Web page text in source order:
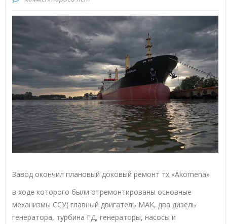
Завод окончил плановый доковый ремонт тх «Akomena»
в ходе которого были отремонтированы основные
механизмы ССУ( главный двигатель МАК, два дизель
генератора, турбина ГД, генераторы, насосы и